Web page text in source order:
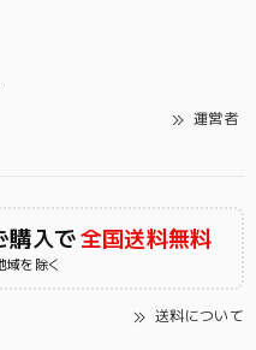
運営者
購入で全国送料無料
域を除く
送料について